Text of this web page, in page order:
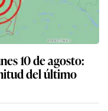
10 de agosto:
del último